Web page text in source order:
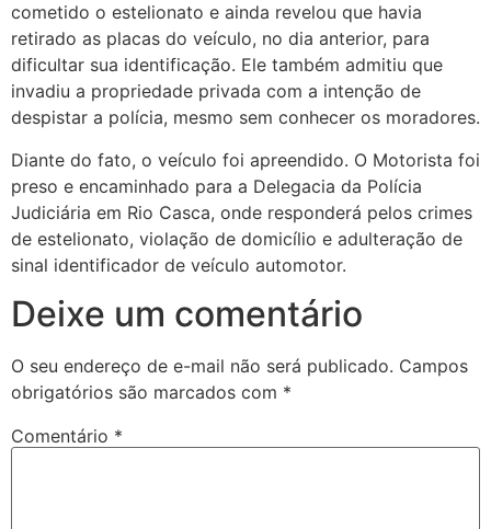
cometido o estelionato e ainda revelou que havia
retirado as placas do veículo, no dia anterior, para
dificultar sua identificação. Ele também admitiu que
invadiu a propriedade privada com a intenção de
despistar a polícia, mesmo sem conhecer os moradores.
Diante do fato, o veículo foi apreendido. O Motorista foi
preso e encaminhado para a Delegacia da Polícia
Judiciária em Rio Casca, onde responderá pelos crimes
de estelionato, violação de domicílio e adulteração de
sinal identificador de veículo automotor.
Deixe um comentário
O seu endereço de e-mail não será publicado. Campos
obrigatórios são marcados com *
Comentário *